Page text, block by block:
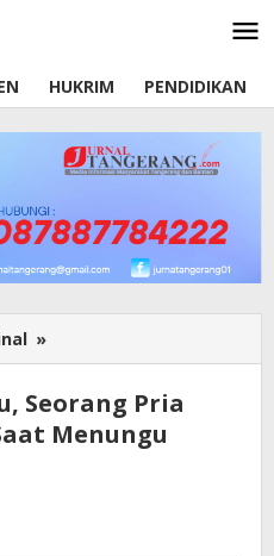
HUKRIM PENDIDIKAN
»
2
Sabu,
Seorang
Seorang Pria
Menungu